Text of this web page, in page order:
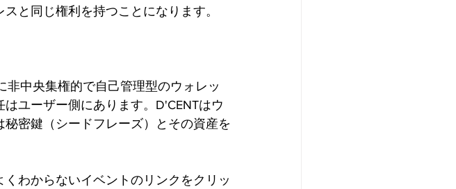
と同じ権利を持つことになります。
非中央集権的で自己管理型のウォレッ
ユーザー側にあります。D'CENTはウ
密鍵（シードフレーズ）とその資産を
わからないイベントのリンクをクリッ